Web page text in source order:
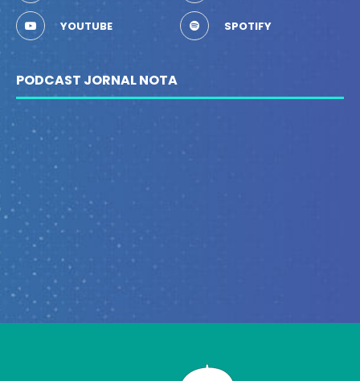
YOUTUBE SPOTIFY
PODCAST JORNAL NOTA